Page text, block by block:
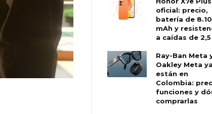
oficial: precio,
batería de
mAh y
a caídas de
Ray-Ban Meta
Oakley Meta ya
están en
Colombia:
funciones y
comprarlas